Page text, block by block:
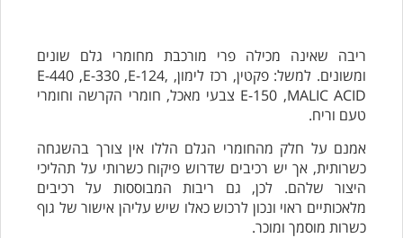
ריבה שאינה מכילה פרי מורכבת מחומרי גלם שונים
ומשונים. למשל: פקטין, רכז לימון, E-440 ,E-330 ,E-124,
E-150 ,MALIC ACID צבעי מאכל, חומרי הקרשה וחומרי
טעם וריח.
אמנם על חלק מהחומרי הגלם הללו אין צורך בהשגחה
כשרותית, אך יש רכיבים שדרוש פיקוח כשרותי על תהליכי
היצור שלהם. לכן, גם ריבות המבוססות על רכיבים
מלאכותיים ראוי ונכון לרכוש כאלו שיש עליהן אישור של גוף
כשרות מוסמך ומוכר.